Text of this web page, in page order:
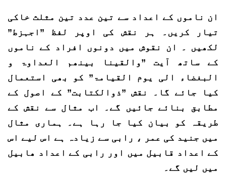
ان ناموں کے اعداد سے تین عدد تین مثلث خاکی
تیار کریں۔ ہر نقش کی اوپر لفظ ”اجہزط”
لکھیں ۔ ان نقوش میں دونوں افراد کے ناموں
کے ساتھ آیت ”والقینا بینھم العداوۃ و
البغضاء الی یوم القیامۃ” کو بھی استعمال
کیا جائے گا۔ نقش ”ذوالکتابت” کے اصول کے
مطابق بنائے جائیں گے۔ اب مثال سے نقش کے
طریقہ کو بیان کیا جا رہا ہے۔ ہماری مثال
میں جنید کی عمر ، رابی سے زیادہ ہے اس لیے اس
کے اعداد قابیل میں اور رابی کے اعداد ھابیل
میں لیں گے۔